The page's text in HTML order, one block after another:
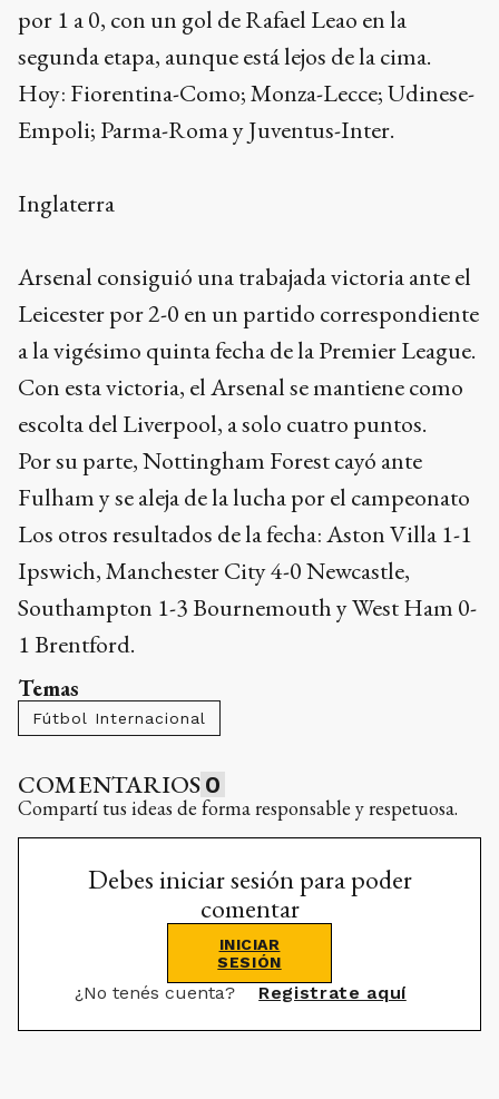
por 1 a 0, con un gol de Rafael Leao en la
segunda etapa, aunque está lejos de la cima.
Hoy: Fiorentina-Como; Monza-Lecce; Udinese-
Empoli; Parma-Roma y Juventus-Inter.
Inglaterra
Arsenal consiguió una trabajada victoria ante el
Leicester por 2-0 en un partido correspondiente
a la vigésimo quinta fecha de la Premier League.
Con esta victoria, el Arsenal se mantiene como
escolta del Liverpool, a solo cuatro puntos.
Por su parte, Nottingham Forest cayó ante
Fulham y se aleja de la lucha por el campeonato
Los otros resultados de la fecha: Aston Villa 1-1
Ipswich, Manchester City 4-0 Newcastle,
Southampton 1-3 Bournemouth y West Ham 0-
1 Brentford.
Temas
Fútbol Internacional
COMENTARIOS 0
Compartí tus ideas de forma responsable y respetuosa.
Debes iniciar sesión para poder
comentar
INICIAR
SESIÓN
¿No tenés cuenta? Registrate aquí